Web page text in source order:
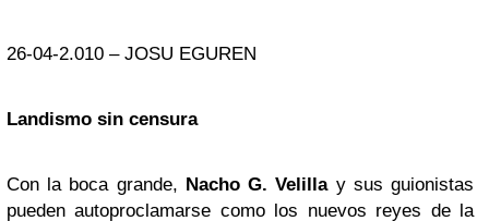
26-04-2.010 – JOSU EGUREN
Landismo sin censura
Con la boca grande, Nacho G. Velillay sus guionistas
pueden autoproclamarse como los nuevos reyes de la